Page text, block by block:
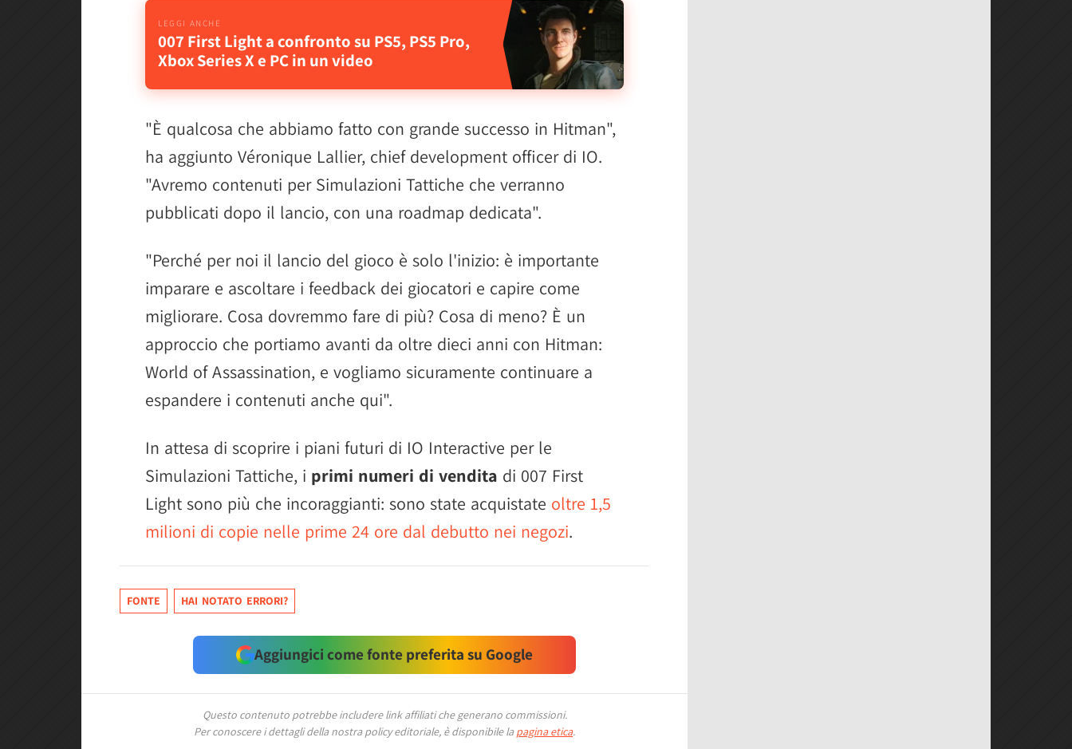
007 First Light a confronto su PS5, PS5 Pro,
Xbox Series X e PC in un video
"È qualcosa che abbiamo fatto con grande successo in Hitman",
ha aggiunto Véronique Lallier, chief development officer di IO.
"Avremo contenuti per Simulazioni Tattiche che verranno
pubblicati dopo il lancio, con una roadmap dedicata".
"Perché per noi il lancio del gioco è solo l'inizio: è importante
imparare e ascoltare i feedback dei giocatori e capire come
migliorare. Cosa dovremmo fare di più? Cosa di meno? È un
approccio che portiamo avanti da oltre dieci anni con Hitman:
World of Assassination, e vogliamo sicuramente continuare a
espandere i contenuti anche qui".
In attesa di scoprire i piani futuri di IO Interactive per le
Simulazioni Tattiche, i primi numeri di vendita di 007 First
Light sono più che incoraggianti: sono state acquistate oltre 1,5
milioni di copie nelle prime 24 ore dal debutto nei negozi.
FONTE HAI NOTATO ERRORI?
Aggiungici come fonte preferita su Google
Questo contenuto potrebbe includere link affiliati che generano commissioni.
Per conoscere i dettagli della nostra policy editoriale, è disponibile la pagina etica.